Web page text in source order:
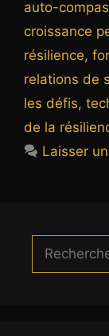
auto-
croissance
résilience,
relations de
les défis,
de la
Laisser
Rechercher :